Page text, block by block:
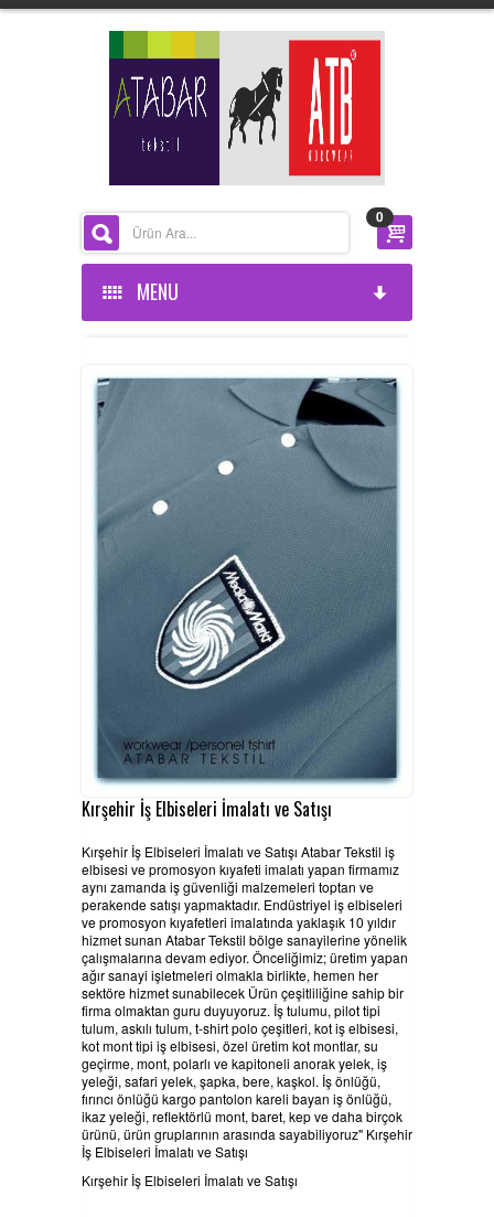
0
MENU
KURUMSAL
BELGELERIMIZ
HABERLER
REFERANSLAR
KAMPANYA
SİPARİŞ LİSTESİ
İLETİŞİM
Kırşehir İş Elbiseleri İmalatı ve Satışı
Kırşehir İş Elbiseleri İmalatı ve Satışı Atabar Tekstil iş
elbisesi ve promosyon kıyafeti imalatı yapan firmamız
aynı zamanda iş güvenliği malzemeleri toptan ve
perakende satışı yapmaktadır. Endüstriyel iş elbiseleri
ve promosyon kıyafetleri imalatında yaklaşık 10 yıldır
hizmet sunan Atabar Tekstil bölge sanayilerine yönelik
çalışmalarına devam ediyor. Önceliğimiz; üretim yapan
ağır sanayi işletmeleri olmakla birlikte, hemen her
sektöre hizmet sunabilecek Ürün çeşitliliğine sahip bir
firma olmaktan guru duyuyoruz. İş tulumu, pilot tipi
tulum, askılı tulum, t-shirt polo çeşitleri, kot iş elbisesi,
kot mont tipi iş elbisesi, özel üretim kot montlar, su
geçirme, mont, polarlı ve kapitoneli anorak yelek, iş
yeleği, safari yelek, şapka, bere, kaşkol. İş önlüğü,
fırıncı önlüğü kargo pantolon kareli bayan iş önlüğü,
ikaz yeleği, reflektörlü mont, baret, kep ve daha birçok
ürünü, ürün gruplarının arasında sayabiliyoruz" Kırşehir
İş Elbiseleri İmalatı ve Satışı
Kırşehir İş Elbiseleri İmalatı ve Satışı